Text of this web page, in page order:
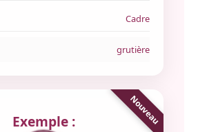
Cadre
grutière
Exemple :